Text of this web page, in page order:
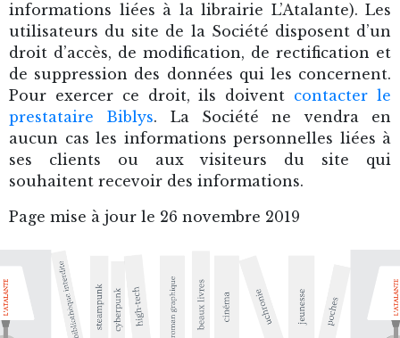
informations liées à la librairie L’Atalante). Les
utilisateurs du site de la Société disposent d’un
droit d’accès, de modification, de rectification et
de suppression des données qui les concernent.
Pour exercer ce droit, ils doivent contacter le
prestataire Biblys. La Société ne vendra en
aucun cas les informations personnelles liées à
ses clients ou aux visiteurs du site qui
souhaitent recevoir des informations.
Page mise à jour le 26 novembre 2019